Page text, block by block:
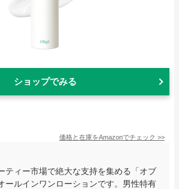
ショップでみる
価格と在庫をAmazonでチェック >>
ティー市場で絶大な支持を集める「オブ
ールインワンローションです。男性特有